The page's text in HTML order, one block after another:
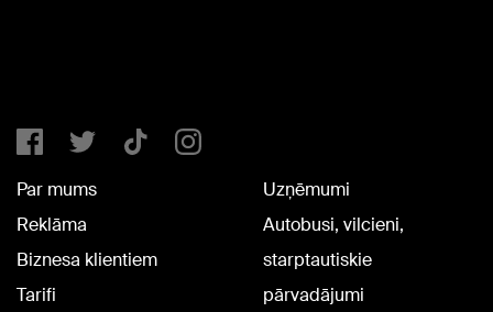
Par mums
Reklāma
Biznesa klientiem
Tarifi
Uzņēmumi
Autobusi, vilcieni,
starptautiskie
pārvadājumi